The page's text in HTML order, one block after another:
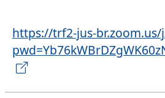
https://trf2-jus-br.zoom.us/